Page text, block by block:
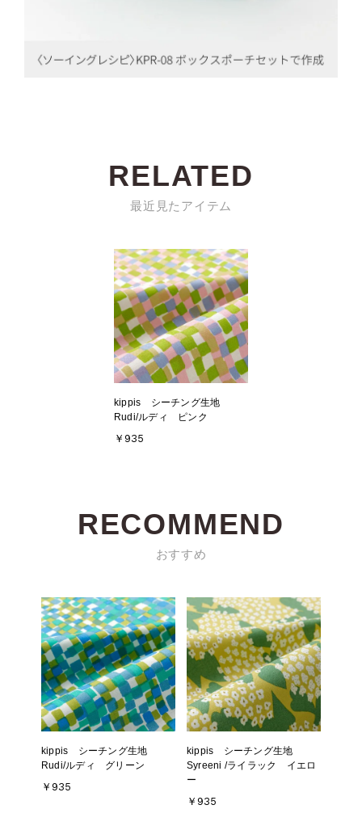
RELATED
最近見たアイテム
kippis シーチング生地
Rudi/ルディ ピンク
￥935
RECOMMEND
おすすめ
kippis シーチング生地
Rudi/ルディ グリーン
￥935
kippis シーチング生地
Syreeni /ライラック イエロ
ー
￥935